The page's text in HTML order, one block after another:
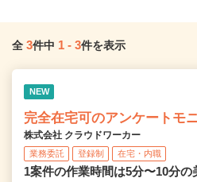
全 3件中 1 - 3件を表示
NEW
完全在宅可のアンケートモ
株式会社 クラウドワーカー
業務委託 登録制 在宅・内職
1案件の作業時間は5分〜10分